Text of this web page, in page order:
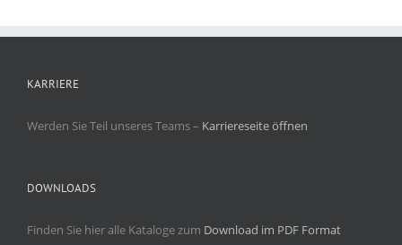
KARRIERE
Werden Sie Teil unseres Teams – Karriereseite öffnen
DOWNLOADS
Finden Sie hier alle Kataloge zum Download im PDF Format